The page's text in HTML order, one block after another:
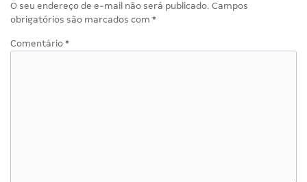
O seu endereço de e-mail não será publicado. Campos
obrigatórios são marcados com *
Comentário *